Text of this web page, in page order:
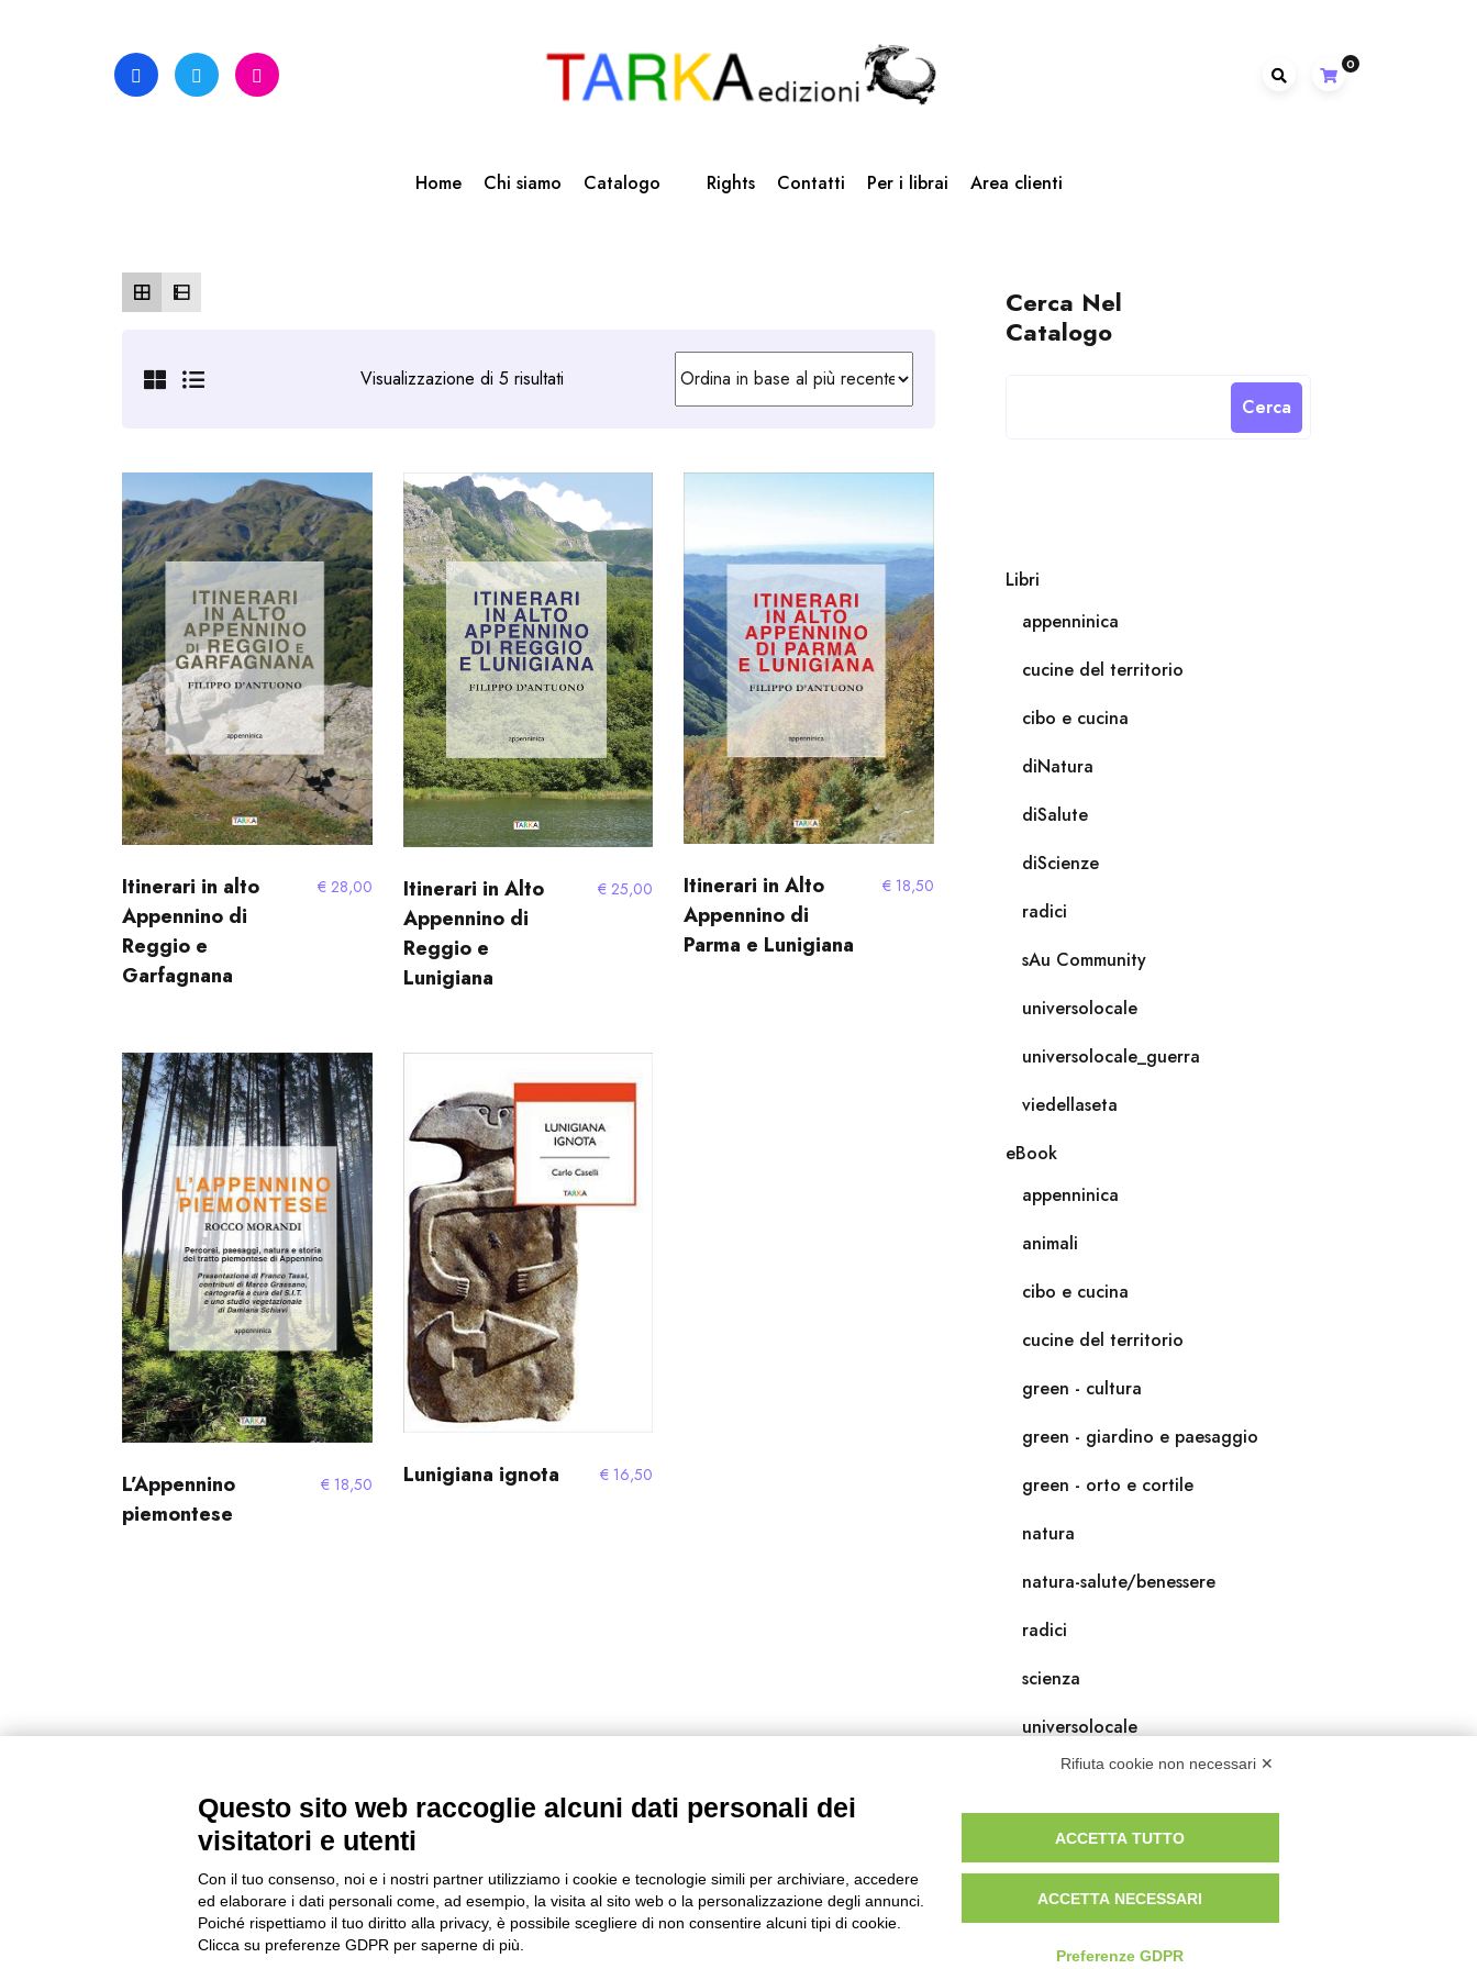
0
Home Chi siamo Catalogo Rights Contatti Per i librai Area clienti
Visualizzazione di 5 risultati
al
più
recente
Itinerari in alto
Appennino di
Reggio e
Garfagnana
€28,00
Itinerari in Alto
Appennino di
Reggio e
Lunigiana
€ 25,00
Itinerari in Alto
Appennino di
Parma e Lunigiana
€18,50
L’Appennino
piemontese
€18,50 Lunigiana ignota € 16,50
Cerca Nel
Catalogo
Cerca
Libri
appenninica
cucine del territorio
cibo e cucina
diNatura
diSalute
diScienze
radici
sAu Community
universolocale
universolocale_guerra
viedellaseta
eBook
appenninica
animali
cibo e cucina
cucine del territorio
green - cultura
green - giardino e paesaggio
green - orto e cortile
natura
natura-salute/benessere
radici
scienza
universolocale
viedellaseta
Rifiuta cookie non necessari ✕
Questo sito web raccoglie alcuni dati personali dei
visitatori e utenti
Con il tuo consenso, noi e i nostri partner utilizziamo i cookie e tecnologie simili per archiviare, accedere
ed elaborare i dati personali come, ad esempio, la visita al sito web o la personalizzazione degli annunci.
Poiché rispettiamo il tuo diritto alla privacy, è possibile scegliere di non consentire alcuni tipi di cookie.
Clicca su preferenze GDPR per saperne di più.
ACCETTA TUTTO
ACCETTA NECESSARI
Preferenze GDPR